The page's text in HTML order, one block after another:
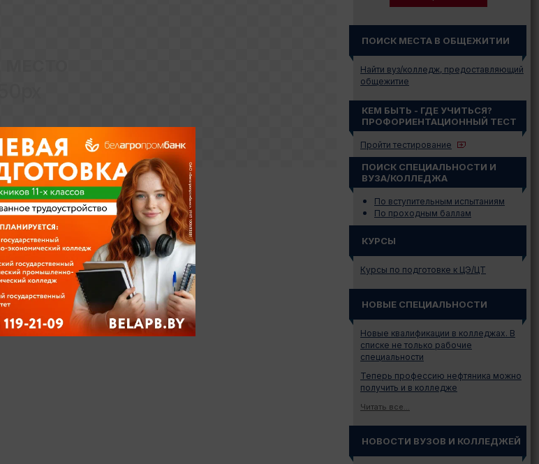
ПОИСК МЕСТА В ОБЩЕЖИТИИ
Найти вуз/колледж, предоставляющий
общежитие
КЕМ БЫТЬ - ГДЕ УЧИТЬСЯ?
ПРОФОРИЕНТАЦИОННЫЙ ТЕСТ
Пройти тестирование
ПОИСК СПЕЦИАЛЬНОСТИ И
ВУЗА/КОЛЛЕДЖА
По вступительным испытаниям
По проходным баллам
КУРСЫ
Курсы по подготовке к ЦЭ/ЦТ
НОВЫЕ СПЕЦИАЛЬНОСТИ
Новые квалификации в колледжах. В
списке не только рабочие
специальности
Теперь профессию нефтяника можно
получить и в колледже
Читать все...
НОВОСТИ ВУЗОВ И КОЛЛЕДЖЕЙ